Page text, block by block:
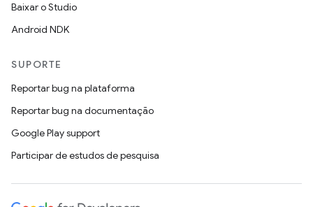
Baixar o Studio
Android NDK
SUPORTE
Reportar bug na plataforma
Reportar bug na documentação
Google Play support
Participar de estudos de pesquisa